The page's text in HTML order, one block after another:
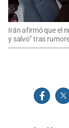
Irán afirmó que el
y salvo” tras